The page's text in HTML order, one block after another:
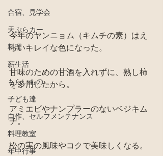
合宿、見学会
天ぷらカー
料理
薪生活
もらいもの
子ども達
自作、セルフメンテナンス
料理教室
年中行事
今年のヤンニョム（キムチの素）はえ
らいキレイな色になった。
甘味のための甘酒を入れずに、熟し柿
を多用したから。
アミエビやナンプラーのないベジキム
チ。
松の実の風味やコクで美味しくなる。